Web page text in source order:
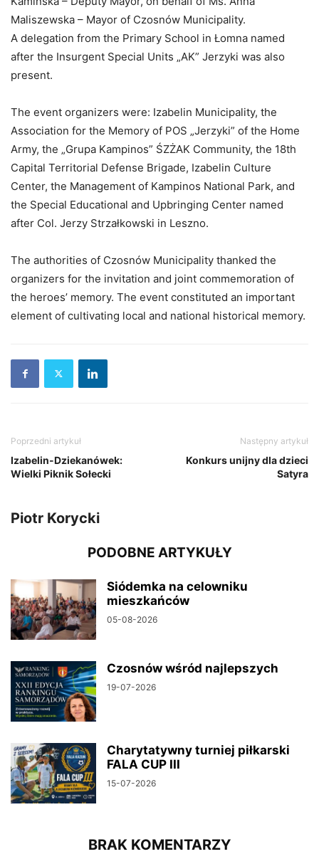
Maliszewska – Mayor of Czosnów Municipality.
A delegation from the Primary School in Łomna named
after the Insurgent Special Units „AK” Jerzyki was also
present.
The event organizers were: Izabelin Municipality, the
Association for the Memory of POS „Jerzyki” of the Home
Army, the „Grupa Kampinos” ŚZŻAK Community, the 18th
Capital Territorial Defense Brigade, Izabelin Culture
Center, the Management of Kampinos National Park, and
the Special Educational and Upbringing Center named
after Col. Jerzy Strzałkowski in Leszno.
The authorities of Czosnów Municipality thanked the
organizers for the invitation and joint commemoration of
the heroes’ memory. The event constituted an important
element of cultivating local and national historical memory.
Poprzedni artykuł
Izabelin-Dziekanówek:
Wielki Piknik Sołecki
Następny artykuł
Konkurs unijny dla dzieci
Satyra
Piotr Korycki
PODOBNE ARTYKUŁY
Siódemka na celowniku
mieszkańców
05-08-2026
Czosnów wśród najlepszych
19-07-2026
Charytatywny turniej piłkarski
FALA CUP III
15-07-2026
BRAK KOMENTARZY